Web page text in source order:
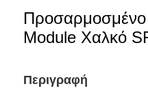
Module Χαλκό
Περιγραφή